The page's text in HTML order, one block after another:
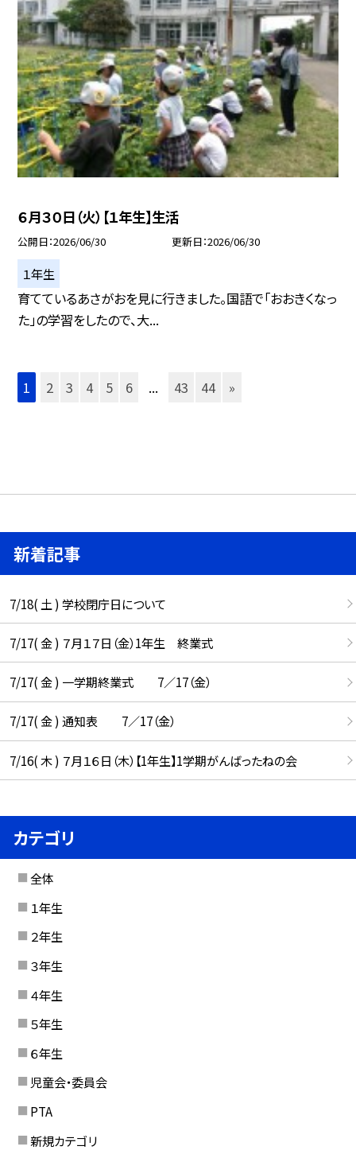
６月３０日（火）【１年生】生活
公開日 2026/06/30 更新日 2026/06/30
１年生
育てているあさがおを見に行きました。国語で「おおきくなっ
た」の学習をしたので、大...
1 2 3 4 5 6 ... 43 44 »
新着記事
7/18( 土 ) 学校閉庁日について
7/17( 金 ) ７月１７日（金）1年生 終業式
7/17( 金 ) 一学期終業式 7／17（金）
7/17( 金 ) 通知表 7／17（金）
7/16( 木 ) ７月１６日（木）【1年生】1学期がんばったねの会
カテゴリ
全体
１年生
２年生
３年生
４年生
５年生
６年生
児童会・委員会
PTA
新規カテゴリ